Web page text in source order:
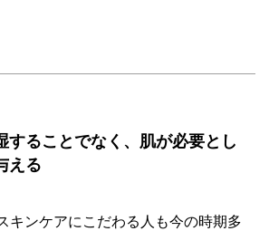
ることでなく、肌が必要とし
える
ンケアにこだわる人も今の時期多